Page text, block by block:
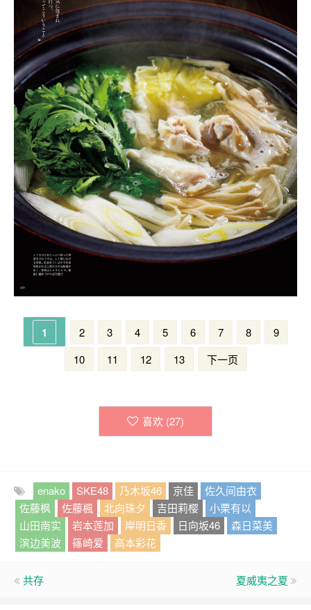
1 2 3 4 5 6 7 8
9
10
11 12 13 下一页
喜欢 (27)
enako SKE48 乃木坂46 京佳
佐久间由衣
佐藤枫
佐藤楓 北向珠夕 吉田莉樱
小栗有以
山田南实
岩本莲加 岸明日香 日向坂46
森日菜美
滨边美波
篠崎爱 高本彩花
共存 夏威夷之夏